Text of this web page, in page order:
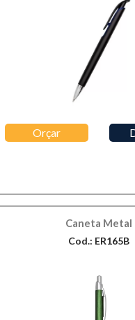
Orçar
Caneta Metal
Cod.: ER165B